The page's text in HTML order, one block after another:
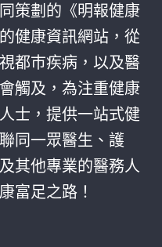
策劃的《明報健康
健康資訊網站，從
都巿疾病，以及醫
觸及，為注重健康
士，提供一站式健
同一眾醫生、護
其他專業的醫務人
富足之路！